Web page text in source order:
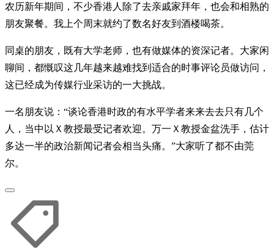
农历新年期间，不少香港人除了去亲戚家拜年，也会和相熟的
朋友聚餐。我上个周末就约了数名好友到酒楼喝茶。
同桌的朋友，既有大学老师，也有做媒体的资深记者。大家闲
聊间，都慨叹这几年越来越难找到适合的时事评论员做访问，
这已经成为传媒行业采访的一大挑战。
一名朋友说：“谈论香港时政的有水平学者来来去去只有几个
人，当中以Ｘ教授最受记者欢迎。万一Ｘ教授金盆洗手，估计
多达一半的政治新闻记者会相当头痛。”大家听了都不由莞
尔。